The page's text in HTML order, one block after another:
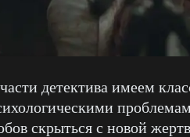
детектива имеем
скрыться с новой